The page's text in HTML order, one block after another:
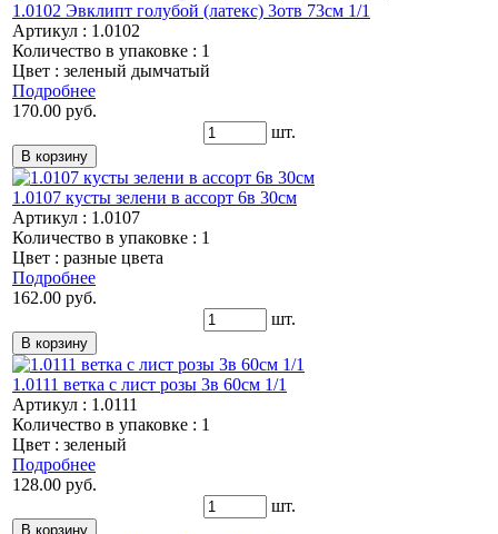
1.0102 Эвклипт голубой (латекс) 3отв 73см 1/1
Артикул : 1.0102
Количество в упаковке : 1
Цвет : зеленый дымчатый
Подробнее
170.00 руб.
шт.
1.0107 кусты зелени в ассорт 6в 30см
Артикул : 1.0107
Количество в упаковке : 1
Цвет : разные цвета
Подробнее
162.00 руб.
шт.
1.0111 ветка с лист розы 3в 60см 1/1
Артикул : 1.0111
Количество в упаковке : 1
Цвет : зеленый
Подробнее
128.00 руб.
шт.